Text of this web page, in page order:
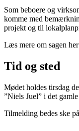
Som beboere og
komme med
projekt og til
Læs mere om sagen
Tid og sted
Mødet holdes tirsdag
”Niels Juel” i det
Tilmelding bedes ske